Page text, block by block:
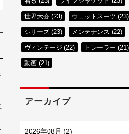
世界大会 (23) ウェットスーツ (23)
シリーズ (23) メンテナンス (22)
ヴィンテージ (22) トレーラー (21)
動画 (21)
アーカイブ
2026年08月 (2)